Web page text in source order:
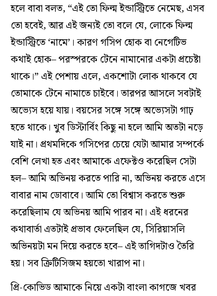
হলে বাবা বলত, “এই তো ফিল্ম ইন্ডাস্ট্রিতে নেমেছ, এসব
তো হবেই, আর এই জন‌্যই তো বলে যে, লোকে ফিল্ম
ইন্ডাস্ট্রিতে ‘নামে’। কারণ গসিপ হোক বা নেগেটিভ
কথাই হোক– পরস্পরকে টেনে নামানোর একটা প্রচেষ্টা
থাকে।” এই পেশায় এলে, একশোটা লোক থাকবে যে
তোমাকে টেনে নামাতে চাইবে। তারপর আসলে সবটাই
অভ‌্যেস হয়ে যায়। বয়সের সঙ্গে সঙ্গে অভ‌্যেসটা গাঢ়
হতে থাকে। খুব ডিস্টার্বিং কিছু না হলে আমি অতটা নড়ে
যাই না। প্রথমদিকে গসিপের চেয়ে যেটা আমার সম্পর্কে
বেশি লেখা হত এবং আমাকে এফেক্টও করেছিল সেটা
হল– আমি অভিনয় করতে পারি না, অভিনয় করতে এসে
বাবার নাম ডোবাবে। আমি তো বিশ্বাস করতে শুরু
করেছিলাম যে অভিনয় আমি পারব না। এই ধরনের
কথাবার্তা এতটাই প্রভাব ফেলেছিল যে, সিরিয়াসলি
অভিনয়টা মন দিয়ে করতে হবে– এই তাগিদটাও তৈরি
হয়। সব ক্রিটিসিজম হয়তো খারাপ না।
প্রি-কোভিড আমাকে নিয়ে একটা বাংলা কাগজে খবর